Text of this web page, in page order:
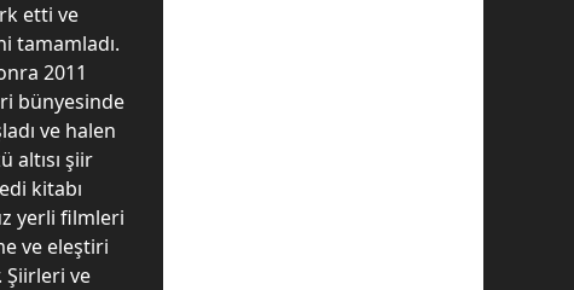
etti ve
tamamladı.
2011
bünyesinde
ve halen
altısı şiir
kitabı
yerli filmleri
ve eleştiri
Şiirleri ve